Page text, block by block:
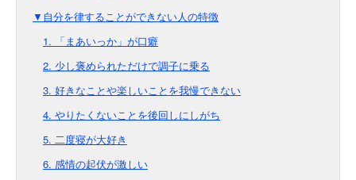
▼自分を律することができない人の特徴
1. 「まあいっか」が口癖
2. 少し褒められただけで調子に乗る
3. 好きなことや楽しいことを我慢できない
4. やりたくないことを後回しにしがち
5. 二度寝が大好き
6. 感情の起伏が激しい